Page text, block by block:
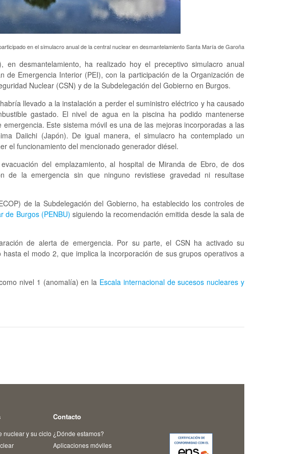
en el simulacro anual de la central nuclear en desmantelamiento Santa María de Garoña
desmantelamiento, ha realizado hoy el preceptivo simulacro anual
de Emergencia Interior (PEI), con la participación de la Organización de
Nuclear (CSN) y de la Subdelegación del Gobierno en Burgos.
llevado a la instalación a perder el suministro eléctrico y ha causado
gastado. El nivel de agua en la piscina ha podido mantenerse
Este sistema móvil es una de las mejoras incorporadas a las
Daiichi (Japón). De igual manera, el simulacro ha contemplado un
el funcionamiento del mencionado generador diésel.
del emplazamiento, al hospital de Miranda de Ebro, de dos
de la emergencia sin que ninguno revistiese gravedad ni resultase
de la Subdelegación del Gobierno, ha establecido los controles de
de Burgos (PENBU) siguiendo la recomendación emitida desde la sala de
de alerta de emergencia. Por su parte, el CSN ha activado su
el modo 2, que implica la incorporación de sus grupos operativos a
nivel 1 (anomalía) en la Escala internacional de sucesos nucleares y
nuclear y su ciclo
Contacto
¿Dónde estamos?
Aplicaciones móviles